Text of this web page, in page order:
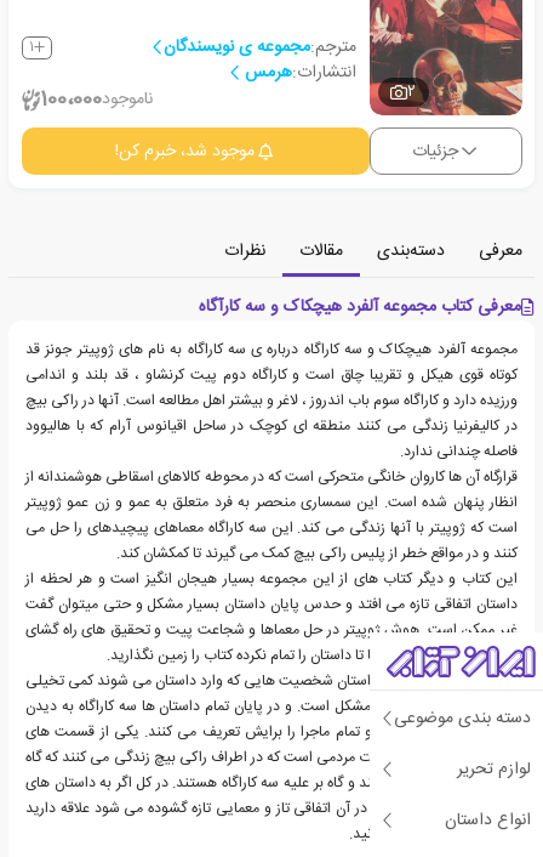
دسته بندی موضوعی
لوازم تحریر
انواع داستان
2
مترجم:مجموعه ی نویسندگان 1
انتشارات:هرمس
ناموجود100،000
جزئیات موجود شد، خبرم کن!
معرفی دسته‌بندی مقالات
نظرات
معرفی کتاب مجموعه آلفرد هیچکاک و سه کارآگاه
مجموعه آلفرد هیچکاک و سه کاراگاه درباره ی سه کاراگاه به نام های ژوپیتر جونز قد
کوتاه قوی هیکل و تقریبا چاق است و کاراگاه دوم پیت کرنشاو ، قد بلند و اندامی
ورزیده دارد و کاراگاه سوم باب اندروز ، لاغر و بیشتر اهل مطالعه است. آنها در راکی بیچ
در کالیفرنیا زندگی می کنند منطقه ای کوچک در ساحل اقیانوس آرام که با هالیوود
فاصله چندانی ندارد.
قرارگاه آن ها کاروان خانگی متحرکی است که در محوطه کالاهای اسقاطی هوشمندانه از
انظار پنهان شده است. این سمساری منحصر به فرد متعلق به عمو و زن عمو ژوپیتر
است که ژوپیتر با آنها زندگی می کند. این سه کاراگاه معماهای پیچیدهای را حل می
کنند و در مواقع خطر از پلیس راکی بیچ کمک می گیرند تا کمکشان کند.
این کتاب و دیگر کتاب های از این مجموعه بسیار هیجان انگیز است و هر لحظه از
داستان اتفاقی تازه می افتد و حدس پایان داستان بسیار مشکل و حتی میتوان گفت
غیر ممکن است. هوش ژوپیتر در حل معماها و شجاعت پیت و تحقیق های راه گشای
باب باعث می شود که شما تا داستان را تمام نکرده کتاب را زمین نگذارید.
در بعضی از قسمت های داستان شخصیت هایی که وارد داستان می شوند کمی تخیلی
است و درک و هضم آنها مشکل است. و در پایان تمام داستان ها سه کاراگاه به دیدن
آلفرد هیچکاک می روند و تمام ماجرا را برایش تعریف می کنند. یکی از قسمت های
جالب آشنایی با خصوصیات مردمی است که در اطراف راکی بیچ زندگی می کنند که گاه
به کمک سه کاراگاه می آیند و گاه بر علیه سه کاراگاه هستند. در کل اگر به داستان های
هیجان انگیز که هر لحظه در آن اتفاقی تاز و معمایی تازه گشوده می شود علاقه دارید
حتما این مجموعه را بخوانید.